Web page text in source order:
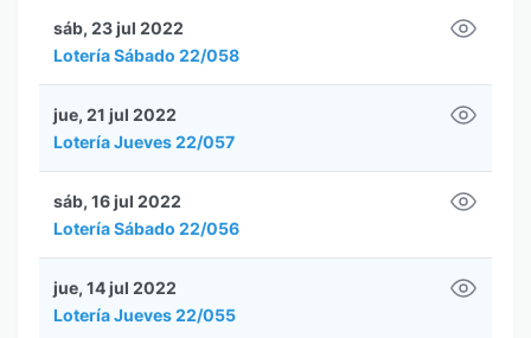
Lotería Sábado 22/058
sáb, 23 jul 2022
Lotería Jueves 22/057
jue, 21 jul 2022
Lotería Sábado 22/056
sáb, 16 jul 2022
Lotería Jueves 22/055
jue, 14 jul 2022